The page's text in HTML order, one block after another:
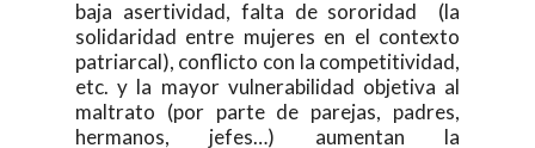
baja asertividad, falta de sororidad (la
solidaridad entre mujeres en el contexto
patriarcal), conflicto con la competitividad,
etc. y la mayor vulnerabilidad objetiva al
maltrato (por parte de parejas, padres,
hermanos, jefes…) aumentan la